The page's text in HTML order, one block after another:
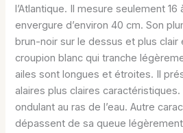
l’Atlantique. Il mesure seulement 16
envergure d’environ 40 cm. Son
brun-noir sur le dessus et plus clair
croupion blanc qui tranche
ailes sont longues et étroites. Il
alaires plus claires
ondulant au ras de l’eau. Autre
dépassent de sa queue